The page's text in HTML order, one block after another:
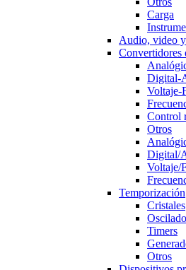
Carga
Audio, video
Convertidores
Digital-
Voltaje-
Control
Otros
Digital/
Voltaje/
Temporización
Cristales
Timers
Otros